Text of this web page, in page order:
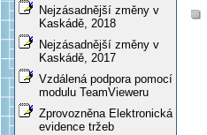
Nejzásadnější změny v
Kaskádě, 2018
Nejzásadnější změny v
Kaskádě, 2017
Vzdálená podpora pomocí
modulu TeamVieweru
Zprovozněna Elektronická
evidence tržeb